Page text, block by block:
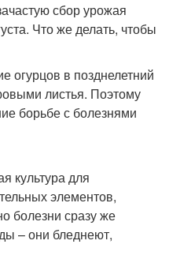
сбор урожая
Что же делать, чтобы
огурцов в позднелетний
листья. Поэтому
борьбе с болезнями
культура для
элементов,
болезни сразу же
– они бледнеют,